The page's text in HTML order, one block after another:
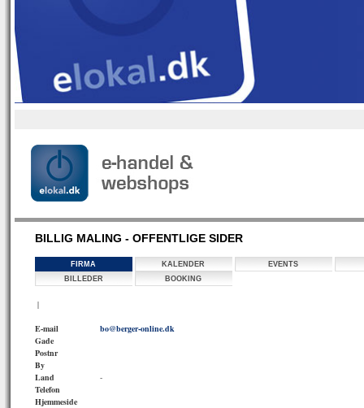
BILLIG MALING - OFFENTLIGE SIDER
FIRMA KALENDER
EVENTS
BILLEDER
BOOKING
|
E-mail
bo@berger-online.dk
Gade
Postnr
By
Land
-
Telefon
Hjemmeside